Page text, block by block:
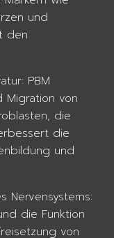
und
den
PBM
Migration von
die
die
und
Nervensystems:
die Funktion
von